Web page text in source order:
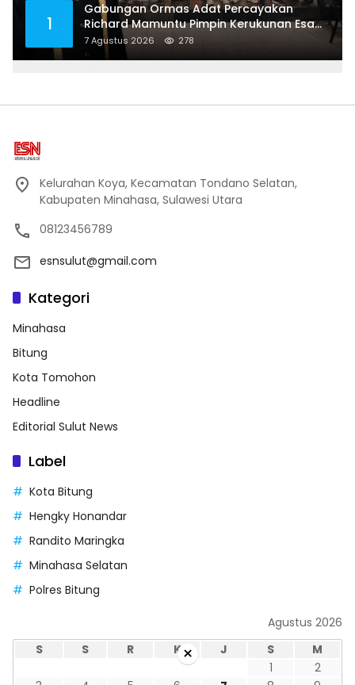
1
Gabungan Ormas Adat Percayakan
Richard Mamuntu Pimpin Kerukunan Esa
Keter Kota Bitung
7 Agustus 2026 278
Kelurahan Koya, Kecamatan Tondano Selatan,
Kabupaten Minahasa, Sulawesi Utara
08123456789
esnsulut@gmail.com
Kategori
Minahasa
Bitung
Kota Tomohon
Headline
Editorial Sulut News
Label
Kota Bitung
Hengky Honandar
Randito Maringka
Minahasa Selatan
Polres Bitung
Agustus 2026
S
S R K J S
M
1
2
×